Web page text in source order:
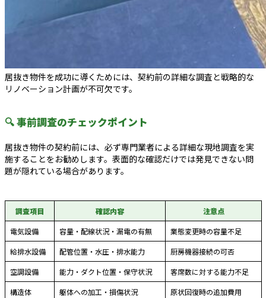
居抜き物件を成功に導くためには、契約前の詳細な調査と戦略的な
リノベーション計画が不可欠です。
🔍 事前調査のチェックポイント
居抜き物件の契約前には、必ず専門業者による詳細な現地調査を実
施することをお勧めします。表面的な確認だけでは発見できない問
題が隠れている場合があります。
調査項目 確認内容
注意点
電気設備
容量・配線状況・漏電の有無
業態変更時の容量不足
給排水設備
配管位置・水圧・排水能力
厨房機器接続の可否
空調設備
能力・ダクト位置・保守状況
客席数に対する能力不足
構造体
躯体への加工・損傷状況 原状回復時の追加費用